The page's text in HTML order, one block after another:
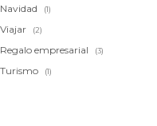
Navidad (1)
Viajar (2)
Regalo empresarial (3)
Turismo (1)